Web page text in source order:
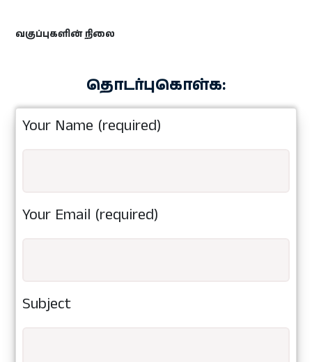
வகுப்புகளின் நிலை
தொடர்புகொள்க:
Your Name (required)
Your Email (required)
Subject